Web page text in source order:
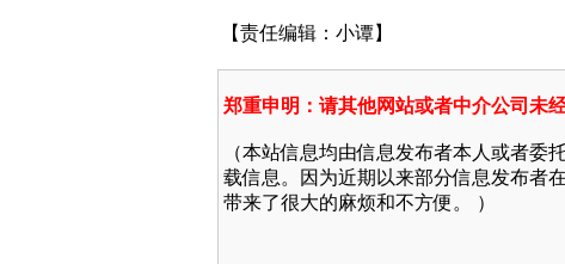
【责任编辑：小谭】
郑重申明：请其他网站或者中介公司未
（本站信息均由信息发布者本人或者
载信息。因为近期以来部分信息发布者
带来了很大的麻烦和不方便。 ）